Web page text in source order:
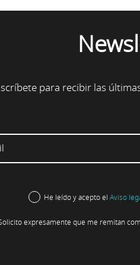
para recibir las
He leído y acepto el Aviso
expresamente que me remitan